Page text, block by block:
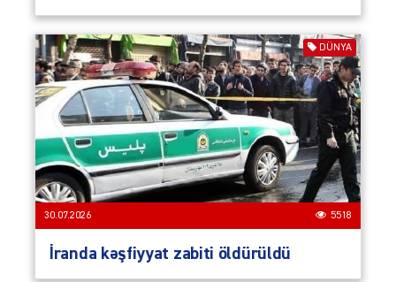
DÜNYA
30.07.2026 5518
İranda kəşfiyyat zabiti öldürüldü